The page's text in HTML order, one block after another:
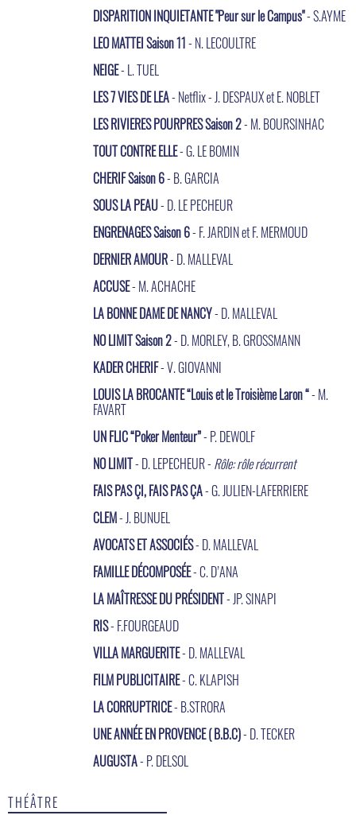
DISPARITION INQUIETANTE "Peur sur le Campus"- S.AYME
LEO MATTEI Saison 11- N. LECOULTRE
NEIGE- L. TUEL
LES 7 VIES DE LEA- Netflix - J. DESPAUX et E. NOBLET
LES RIVIERES POURPRES Saison 2- M. BOURSINHAC
TOUT CONTRE ELLE- G. LE BOMIN
CHERIF Saison 6- B. GARCIA
SOUS LA PEAU- D. LE PECHEUR
ENGRENAGES Saison 6- F. JARDIN et F. MERMOUD
DERNIER AMOUR- D. MALLEVAL
ACCUSE- M. ACHACHE
LA BONNE DAME DE NANCY- D. MALLEVAL
NO LIMIT Saison 2- D. MORLEY, B. GROSSMANN
KADER CHERIF- V. GIOVANNI
LOUIS LA BROCANTE “Louis et le Troisième Laron “- M.
FAVART
UN FLIC “Poker Menteur”- P. DEWOLF
NO LIMIT- D. LEPECHEUR - Rôle: rôle récurrent
FAIS PAS ÇI, FAIS PAS ÇA- G. JULIEN-LAFERRIERE
CLEM- J. BUNUEL
AVOCATS ET ASSOCIÉS- D. MALLEVAL
FAMILLE DÉCOMPOSÉE- C. D’ANA
LA MAÎTRESSE DU PRÉSIDENT- JP. SINAPI
RIS- F.FOURGEAUD
VILLA MARGUERITE- D. MALLEVAL
FILM PUBLICITAIRE- C. KLAPISH
LA CORRUPTRICE- B.STRORA
UNE ANNÉE EN PROVENCE ( B.B.C)- D. TECKER
AUGUSTA- P. DELSOL
THÉÂTRE